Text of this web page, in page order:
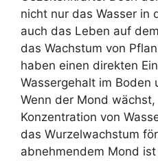
nicht nur das Wasser in
auch das Leben auf
das Wachstum von
haben einen direkten
Wassergehalt im Boden
Wenn der Mond
Konzentration von
das Wurzelwachstum
abnehmendem Mond